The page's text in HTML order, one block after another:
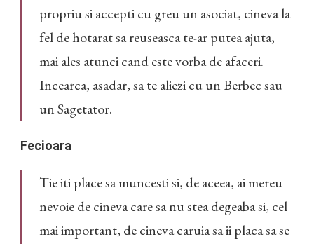
propriu si accepti cu greu un asociat, cineva la
fel de hotarat sa reuseasca te-ar putea ajuta,
mai ales atunci cand este vorba de afaceri.
Incearca, asadar, sa te aliezi cu un Berbec sau
un Sagetator.
Fecioara
Tie iti place sa muncesti si, de aceea, ai mereu
nevoie de cineva care sa nu stea degeaba si, cel
mai important, de cineva caruia sa ii placa sa se